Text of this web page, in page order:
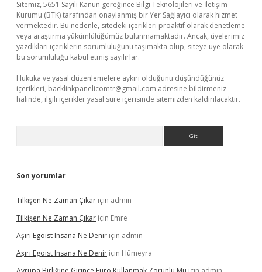
Sitemiz, 5651 Sayılı Kanun gereğince Bilgi Teknolojileri ve İletişim
Kurumu (BTK) tarafından onaylanmış bir Yer Sağlayıcı olarak hizmet
vermektedir. Bu nedenle, sitedeki içerikleri proaktif olarak denetleme
veya araştırma yükümlülüğümüz bulunmamaktadır. Ancak, üyelerimiz
yazdıkları içeriklerin sorumluluğunu taşımakta olup, siteye üye olarak
bu sorumluluğu kabul etmiş sayılırlar.
Hukuka ve yasal düzenlemelere aykırı olduğunu düşündüğünüz
içerikleri, backlinkpanelicomtr@gmail.com adresine bildirmeniz
halinde, ilgili içerikler yasal süre içerisinde sitemizden kaldırılacaktır.
Son yorumlar
Tilkişen Ne Zaman Çıkar için admin
Tilkişen Ne Zaman Çıkar için Emre
Aşırı Egoist Insana Ne Denir için admin
Aşırı Egoist Insana Ne Denir için Hümeyra